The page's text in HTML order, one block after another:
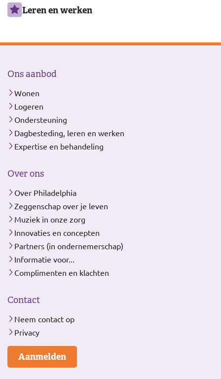
Leren en werken
Ons aanbod
Wonen
Logeren
Ondersteuning
Dagbesteding, leren en werken
Expertise en behandeling
Over ons
Over Philadelphia
Zeggenschap over je leven
Muziek in onze zorg
Innovaties en concepten
Partners (in ondernemerschap)
Informatie voor...
Complimenten en klachten
Contact
Neem contact op
Privacy
Aanmelden